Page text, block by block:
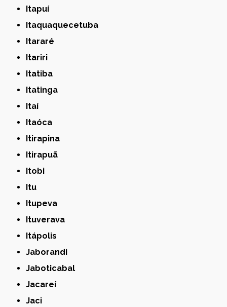
Itapuí
Itaquaquecetuba
Itararé
Itariri
Itatiba
Itatinga
Itaí
Itaóca
Itirapina
Itirapuã
Itobi
Itu
Itupeva
Ituverava
Itápolis
Jaborandi
Jaboticabal
Jacareí
Jaci